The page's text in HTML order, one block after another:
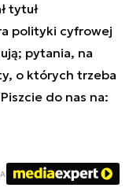
tytuł
polityki cyfrowej
pytania, na
o których trzeba
do nas na: